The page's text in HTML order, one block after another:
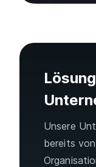
Unsere
bereits